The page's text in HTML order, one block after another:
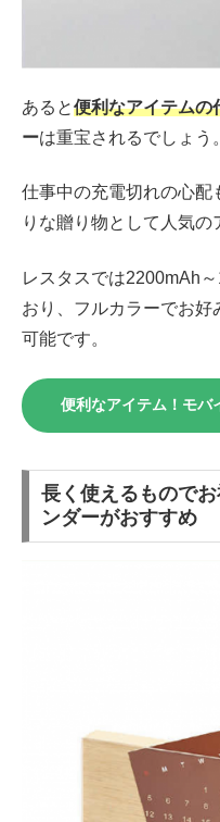
あると便利なアイテムの
ーは重宝されるでしょう。
仕事中の充電切れの心配
りな贈り物として人気の
レスタスでは2200mAh
おり、フルカラーでお好
可能です。
便利なアイテム！モバ
長く使えるもので
ンダーがおすすめ